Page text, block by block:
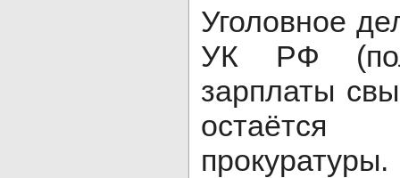
Уголовное
УК РФ
зарплаты
прокуратуры.